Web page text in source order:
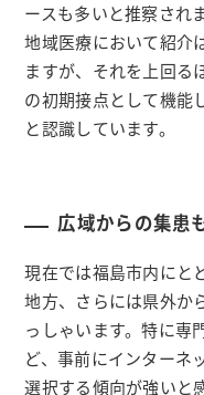
ースも多いと推察され
地域医療において紹介
ますが、それを上回る
の初期接点として機能
と認識しています。
広域からの集患
現在では福島市内にと
地方、さらには県外か
っしゃいます。特に専
ど、事前にインターネ
選択する傾向が強いと